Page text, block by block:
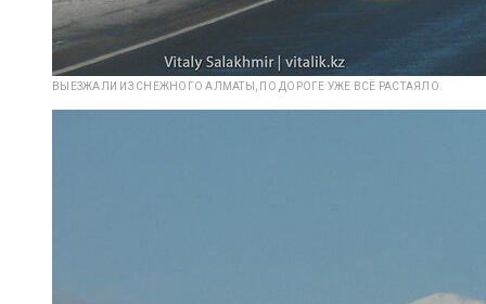
ВЫЕЗЖАЛИ ИЗ СНЕЖНОГО АЛМАТЫ, ПО ДОРОГЕ УЖЕ ВСЁ РАСТАЯЛО.